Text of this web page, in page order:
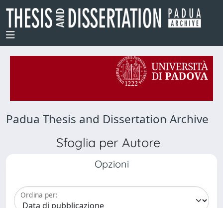
Padua Thesis and Dissertation Archive
Sfoglia per Autore
Opzioni
Ordina per: